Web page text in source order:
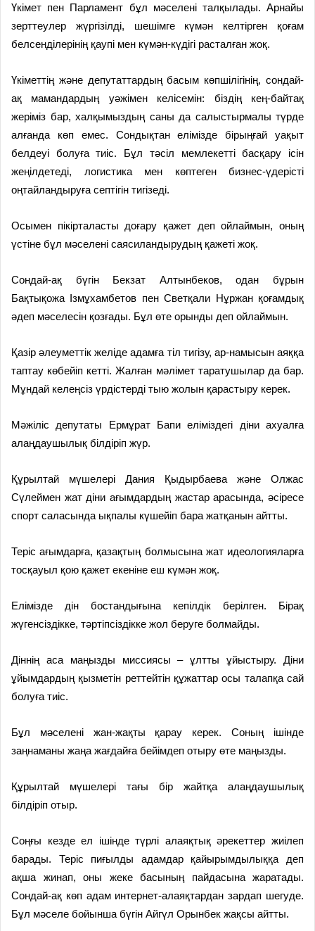
Үкімет пен Парламент бұл мәселені талқылады. Арнайы
зерттеулер жүргізілді, шешімге күмән келтірген қоғам
белсенділерінің қаупі мен күмән-күдігі расталған жоқ.
Үкіметтің және депутаттардың басым көпшілігінің, сондай-
ақ мамандардың уәжімен келісемін: біздің кең-байтақ
жеріміз бар, халқымыздың саны да салыстырмалы түрде
алғанда көп емес. Сондықтан елімізде бірыңғай уақыт
белдеуі болуға тиіс. Бұл тәсіл мемлекетті басқару ісін
жеңілдетеді, логистика мен көптеген бизнес-үдерісті
оңтайландыруға септігін тигізеді.
Осымен пікірталасты доғару қажет деп ойлаймын, оның
үстіне бұл мәселені саясиландырудың қажеті жоқ.
Сондай-ақ бүгін Бекзат Алтынбеков, одан бұрын
Бақтықожа Ізмұхамбетов пен Светқали Нұржан қоғамдық
әдеп мәселесін қозғады. Бұл өте орынды деп ойлаймын.
Қазір әлеуметтік желіде адамға тіл тигізу, ар-намысын аяққа
таптау көбейіп кетті. Жалған мәлімет таратушылар да бар.
Мұндай келеңсіз үрдістерді тыю жолын қарастыру керек.
Мәжіліс депутаты Ермұрат Бапи еліміздегі діни ахуалға
алаңдаушылық білдіріп жүр.
Құрылтай мүшелері Дания Қыдырбаева және Олжас
Сүлеймен жат діни ағымдардың жастар арасында, әсіресе
спорт саласында ықпалы күшейіп бара жатқанын айтты.
Теріс ағымдарға, қазақтың болмысына жат идеологияларға
тосқауыл қою қажет екеніне еш күмән жоқ.
Елімізде дін бостандығына кепілдік берілген. Бірақ
жүгенсіздікке, тәртіпсіздікке жол беруге болмайды.
Діннің аса маңызды миссиясы – ұлтты ұйыстыру. Діни
ұйымдардың қызметін реттейтін құжаттар осы талапқа сай
болуға тиіс.
Бұл мәселені жан-жақты қарау керек. Соның ішінде
заңнаманы жаңа жағдайға бейімдеп отыру өте маңызды.
Құрылтай мүшелері тағы бір жайтқа алаңдаушылық
білдіріп отыр.
Соңғы кезде ел ішінде түрлі алаяқтық әрекеттер жиілеп
барады. Теріс пиғылды адамдар қайырымдылыққа деп
ақша жинап, оны жеке басының пайдасына жаратады.
Сондай-ақ көп адам интернет-алаяқтардан зардап шегуде.
Бұл мәселе бойынша бүгін Айгүл Орынбек жақсы айтты.